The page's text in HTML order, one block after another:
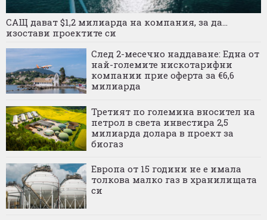
САЩ дават $1,2 милиарда на компания, за да...
изостави проектите си
След 2-месечно наддаване: Една от
най-големите нискотарифни
компании прие оферта за €6,6
милиарда
Третият по големина вносител на
петрол в света инвестира 2,5
милиарда долара в проект за
биогаз
Европа от 15 години не е имала
толкова малко газ в хранилищата
си